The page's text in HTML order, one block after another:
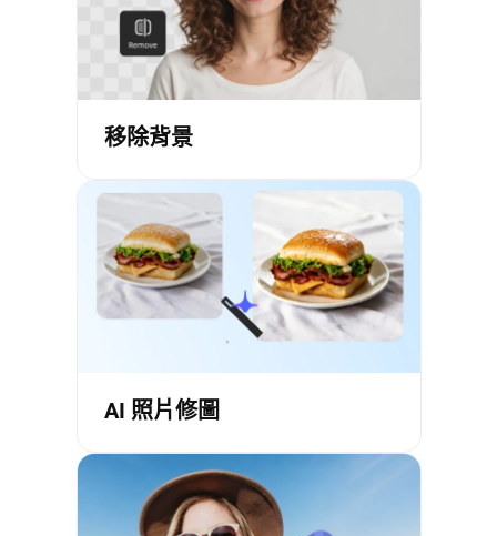
移除背景
AI 照片修圖